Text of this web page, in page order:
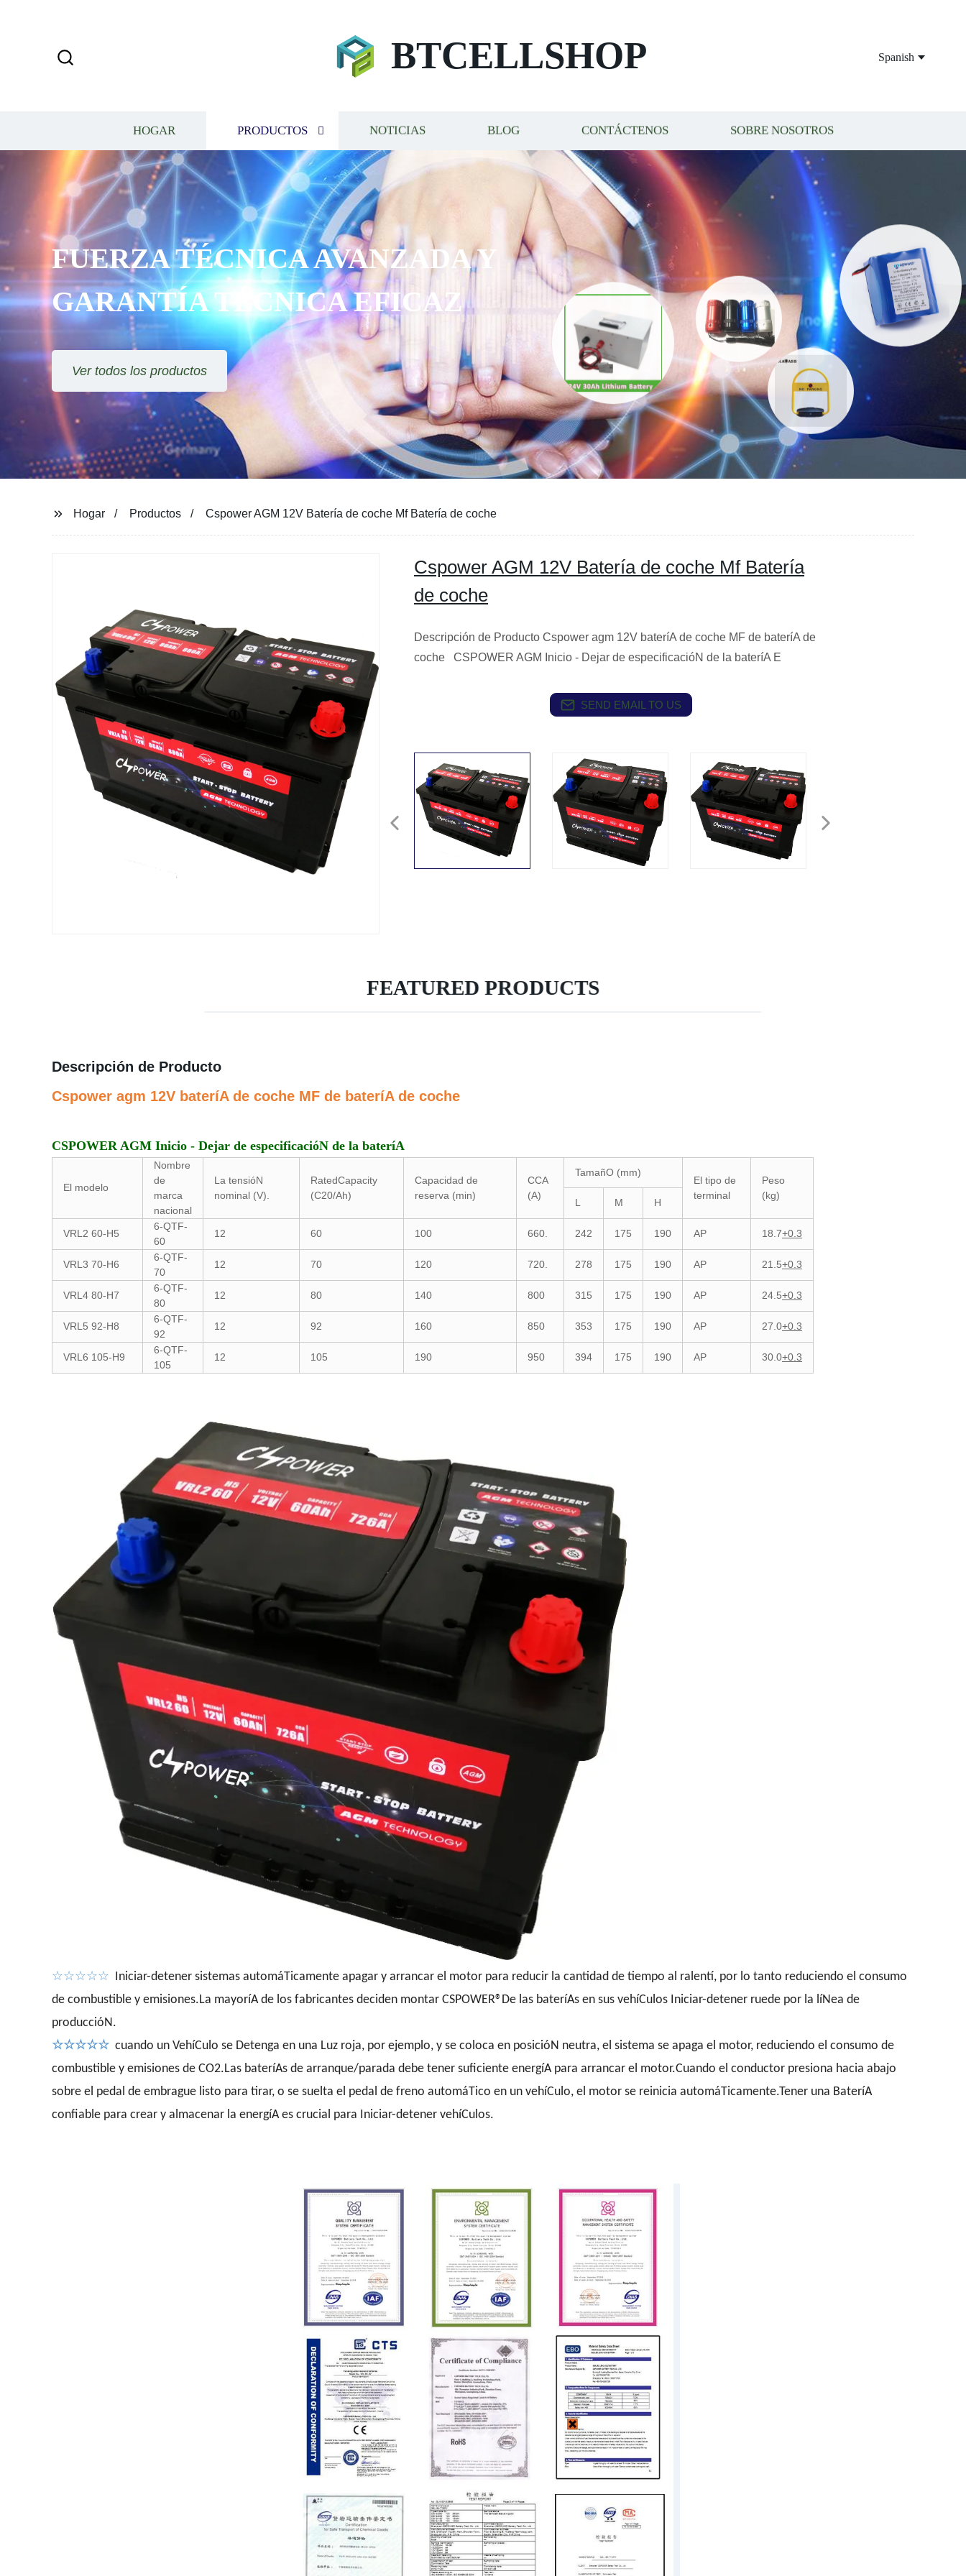
BTCELLSHOP Spanish
HOGAR PRODUCTOS NOTICIAS BLOG CONTÁCTENOS SOBRE NOSOTROS
FUERZA TÉCNICA AVANZADA Y
GARANTÍA TÉCNICA EFICAZ
Ver todos los productos
Hogar Productos Cspower AGM 12V Batería de coche Mf Batería de coche
Cspower AGM 12V Batería de coche Mf Batería
de coche
Descripción de Producto Cspower agm 12V bateríA de coche MF de bateríA de
coche CSPOWER AGM Inicio - Dejar de especificacióN de la bateríA E
SEND EMAIL TO US
FEATURED PRODUCTS
Descripción de Producto
Cspower agm 12V bateríA de coche MF de bateríA de coche
CSPOWER AGM Inicio - Dejar de especificacióN de la bateríA
El modelo
Nombre
de
marca
nacional
La tensióN
nominal (V).
RatedCapacity
(C20/Ah)
Capacidad de
reserva (min)
CCA
(A)
TamañO (mm)
El tipo de
terminal
Peso
(kg)
L M H
VRL2 60-H5
6-QTF-
60
12 60 100 660. 242 175 190 AP 18.7+0.3
VRL3 70-H6
6-QTF-
70
12 70 120 720. 278 175 190 AP 21.5+0.3
VRL4 80-H7
6-QTF-
80
12 80 140 800 315 175 190 AP 24.5+0.3
VRL5 92-H8
6-QTF-
92
12 92 160 850 353 175 190 AP 27.0+0.3
VRL6 105-H9
6-QTF-
105
12 105 190 950 394 175 190 AP 30.0+0.3
☆☆☆☆☆ Iniciar-detener sistemas automáTicamente apagar y arrancar el motor para reducir la cantidad de tiempo al ralentí, por lo tanto reduciendo el consumo
de combustible y emisiones.La mayoríA de los fabricantes deciden montar CSPOWER®De las bateríAs en sus vehíCulos Iniciar-detener ruede por la líNea de
produccióN.
☆☆☆☆☆ cuando un VehíCulo se Detenga en una Luz roja, por ejemplo, y se coloca en posicióN neutra, el sistema se apaga el motor, reduciendo el consumo de
combustible y emisiones de CO2.Las bateríAs de arranque/parada debe tener suficiente energíA para arrancar el motor.Cuando el conductor presiona hacia abajo
sobre el pedal de embrague listo para tirar, o se suelta el pedal de freno automáTico en un vehíCulo, el motor se reinicia automáTicamente.Tener una BateríA
confiable para crear y almacenar la energíA es crucial para Iniciar-detener vehíCulos.